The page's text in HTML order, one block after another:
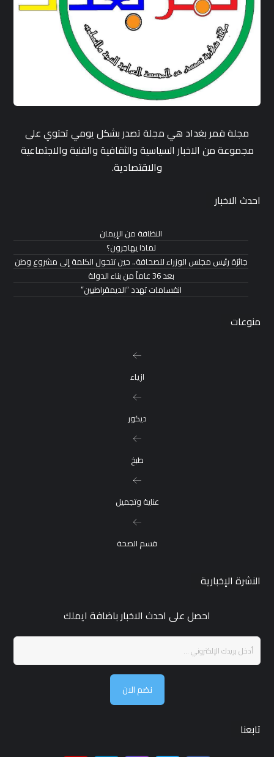
مجلة قمر بغداد هي مجلة تصدر بشكل يومي تحتوي على
مجموعة من الاخبار السياسية والثقافية والفنية والاجتماعية
والاقتصادية.
احدث الاخبار
النظافة من الإيمان
لماذا يهاجرون؟
جائزة رئيس مجلس الوزراء للصحافة.. حين تتحول الكلمة إلى مشروع وطن
بعد 36 عاماً من بناء الدولة
انقسامات تهدد “الديمقراطيين”
منوعات
ازياء
ديكور
طبخ
عناية وتجميل
قسم الصحة
النشرة الإخبارية
احصل على احدث الاخبار باضافة ايملك
نضم الان
تابعنا